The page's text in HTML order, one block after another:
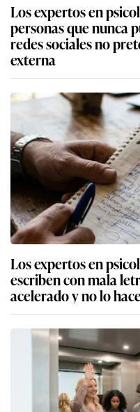
Los expertos en
personas que nunca
redes sociales no
externa
Los expertos en
escriben con mala
acelerado y no lo